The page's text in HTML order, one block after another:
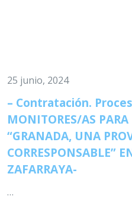
25 junio, 2024
– Contratación.
MONITORES/AS PARA
“GRANADA, UNA
CORRESPONSABLE”
ZAFARRAYA-
…